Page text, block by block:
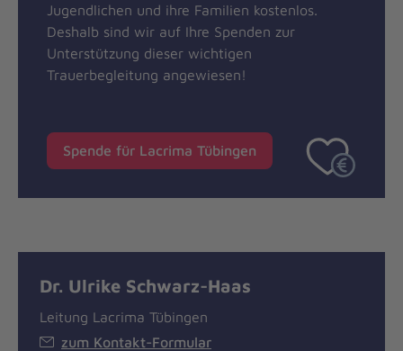
Jugendlichen und ihre Familien kostenlos.
Deshalb sind wir auf Ihre Spenden zur
Unterstützung dieser wichtigen
Trauerbegleitung angewiesen!
Spende für Lacrima Tübingen
Dr. Ulrike Schwarz-Haas
Leitung Lacrima Tübingen
zum Kontakt-Formular